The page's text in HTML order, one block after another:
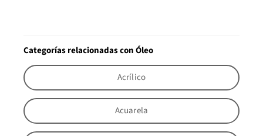
Categorías relacionadas con Óleo
Acrílico
Acuarela